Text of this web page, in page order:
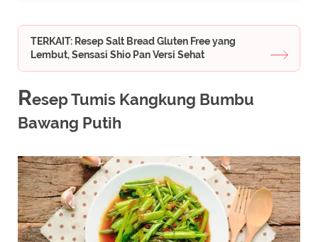
TERKAIT: Resep Salt Bread Gluten Free yang
Lembut, Sensasi Shio Pan Versi Sehat
Resep Tumis Kangkung Bumbu
Bawang Putih